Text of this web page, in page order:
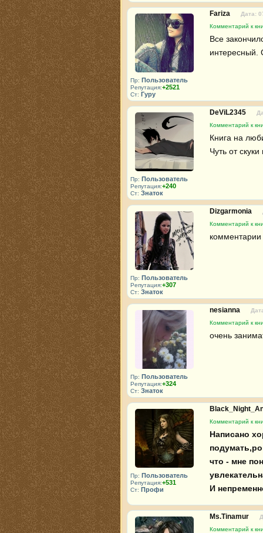
Пр: Пользователь
Репутация:+2521
Ст: Гуру
Fariza
Дата:
Комментарий к
Все
интересный.
Пр: Пользователь
Репутация:+240
Ст: Знаток
DeViL2345
Комментарий к
Книга на
Чуть от
Пр: Пользователь
Репутация:+307
Ст: Знаток
Dizgarmonia
Комментарий к
комментарии
Пр: Пользователь
Репутация:+324
Ст: Знаток
nesianna
Комментарий к
очень
Пр: Пользователь
Репутация:+531
Ст: Профи
Комментарий к
Написано
что - мне
И
Ms.Tinamur
Комментарий к